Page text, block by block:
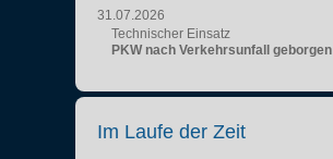
31.07.2026
Technischer Einsatz
PKW nach Verkehrsunfall geborgen
Im Laufe der Zeit